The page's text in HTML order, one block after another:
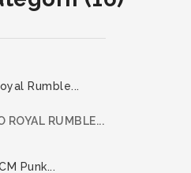
ROYAL RUMBLE...